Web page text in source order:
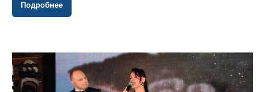
Подробнее